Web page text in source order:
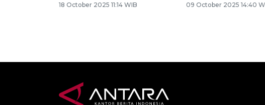
18 October 2025 11:14 WIB 09 October 2025 14:40